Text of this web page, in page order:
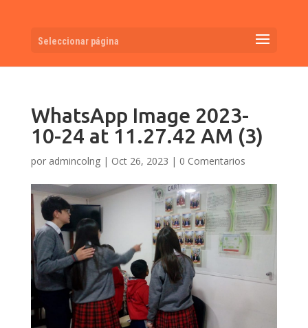
Seleccionar página
WhatsApp Image 2023-
10-24 at 11.27.42 AM (3)
por admincolng| Oct 26, 2023 | 0 Comentarios